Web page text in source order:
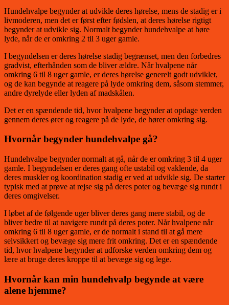
Hundehvalpe begynder at udvikle deres hørelse, mens de stadig er i
livmoderen, men det er først efter fødslen, at deres hørelse rigtigt
begynder at udvikle sig. Normalt begynder hundehvalpe at høre
lyde, når de er omkring 2 til 3 uger gamle.
I begyndelsen er deres hørelse stadig begrænset, men den forbedres
gradvist, efterhånden som de bliver ældre. Når hvalpene når
omkring 6 til 8 uger gamle, er deres hørelse generelt godt udviklet,
og de kan begynde at reagere på lyde omkring dem, såsom stemmer,
andre dyrelyde eller lyden af madskålen.
Det er en spændende tid, hvor hvalpene begynder at opdage verden
gennem deres ører og reagere på de lyde, de hører omkring sig.
Hvornår begynder hundehvalpe gå?
Hundehvalpe begynder normalt at gå, når de er omkring 3 til 4 uger
gamle. I begyndelsen er deres gang ofte ustabil og vaklende, da
deres muskler og koordination stadig er ved at udvikle sig. De starter
typisk med at prøve at rejse sig på deres poter og bevæge sig rundt i
deres omgivelser.
I løbet af de følgende uger bliver deres gang mere stabil, og de
bliver bedre til at navigere rundt på deres poter. Når hvalpene når
omkring 6 til 8 uger gamle, er de normalt i stand til at gå mere
selvsikkert og bevæge sig mere frit omkring. Det er en spændende
tid, hvor hvalpene begynder at udforske verden omkring dem og
lære at bruge deres kroppe til at bevæge sig og lege.
Hvornår kan min hundehvalp begynde at være
alene hjemme?